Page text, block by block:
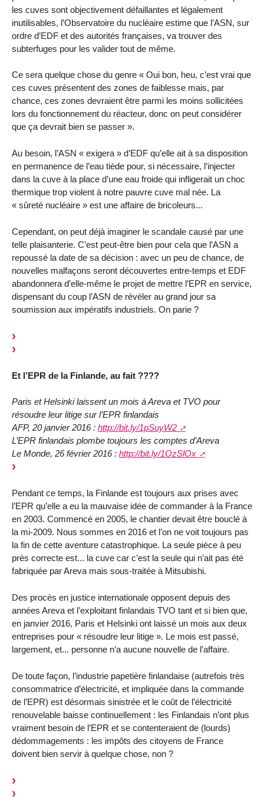
les cuves sont objectivement défaillantes et légalement
inutilisables, l’Observatoire du nucléaire estime que l’ASN, sur
ordre d’EDF et des autorités françaises, va trouver des
subterfuges pour les valider tout de même.
Ce sera quelque chose du genre « Oui bon, heu, c’est vrai que
ces cuves présentent des zones de faiblesse mais, par
chance, ces zones devraient être parmi les moins sollicitées
lors du fonctionnement du réacteur, donc on peut considérer
que ça devrait bien se passer ».
Au besoin, l’ASN « exigera » d’EDF qu’elle ait à sa disposition
en permanence de l’eau tiède pour, si nécessaire, l’injecter
dans la cuve à la place d’une eau froide qui infligerait un choc
thermique trop violent à notre pauvre cuve mal née. La
« sûreté nucléaire » est une affaire de bricoleurs...
Cependant, on peut déjà imaginer le scandale causé par une
telle plaisanterie. C’est peut-être bien pour cela que l’ASN a
repoussé la date de sa décision : avec un peu de chance, de
nouvelles malfaçons seront découvertes entre-temps et EDF
abandonnera d’elle-même le projet de mettre l’EPR en service,
dispensant du coup l’ASN de révéler au grand jour sa
soumission aux impératifs industriels. On parie ?
Et l’EPR de la Finlande, au fait ????
Paris et Helsinki laissent un mois à Areva et TVO pour
résoudre leur litige sur l’EPR finlandais
AFP, 20 janvier 2016 : http://bit.ly/1pSuyW2
L’EPR finlandais plombe toujours les comptes d’Areva
Le Monde, 26 février 2016 : http://bit.ly/1OzSlOx
Pendant ce temps, la Finlande est toujours aux prises avec
l’EPR qu’elle a eu la mauvaise idée de commander à la France
en 2003. Commencé en 2005, le chantier devait être bouclé à
la mi-2009. Nous sommes en 2016 et l’on ne voit toujours pas
la fin de cette aventure catastrophique. La seule pièce à peu
près correcte est... la cuve car c’est la seule qui n’ait pas été
fabriquée par Areva mais sous-traitée à Mitsubishi.
Des procès en justice internationale opposent depuis des
années Areva et l’exploitant finlandais TVO tant et si bien que,
en janvier 2016, Paris et Helsinki ont laissé un mois aux deux
entreprises pour « résoudre leur litige ». Le mois est passé,
largement, et... personne n’a aucune nouvelle de l’affaire.
De toute façon, l’industrie papetière finlandaise (autrefois très
consommatrice d’électricité, et impliquée dans la commande
de l’EPR) est désormais sinistrée et le coût de l’électricité
renouvelable baisse continuellement : les Finlandais n’ont plus
vraiment besoin de l’EPR et se contenteraient de (lourds)
dédommagements : les impôts des citoyens de France
doivent bien servir à quelque chose, non ?